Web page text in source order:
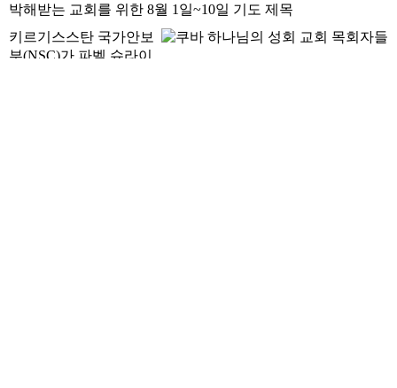
박해받는 교회를 위한 8월 1일~10일 기도 제목
키르기스스탄 국가안보
부(NSC)가 파벨 슈라이